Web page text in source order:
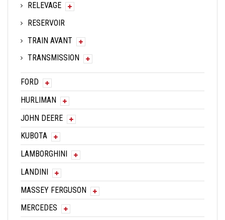
RELEVAGE
RESERVOIR
TRAIN AVANT
TRANSMISSION
FORD
HURLIMAN
JOHN DEERE
KUBOTA
LAMBORGHINI
LANDINI
MASSEY FERGUSON
MERCEDES